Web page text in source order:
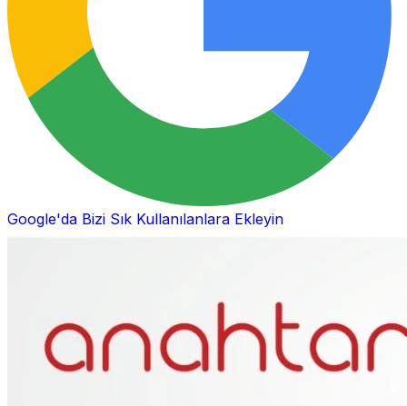
Google'da Bizi Sık Kullanılanlara Ekleyin